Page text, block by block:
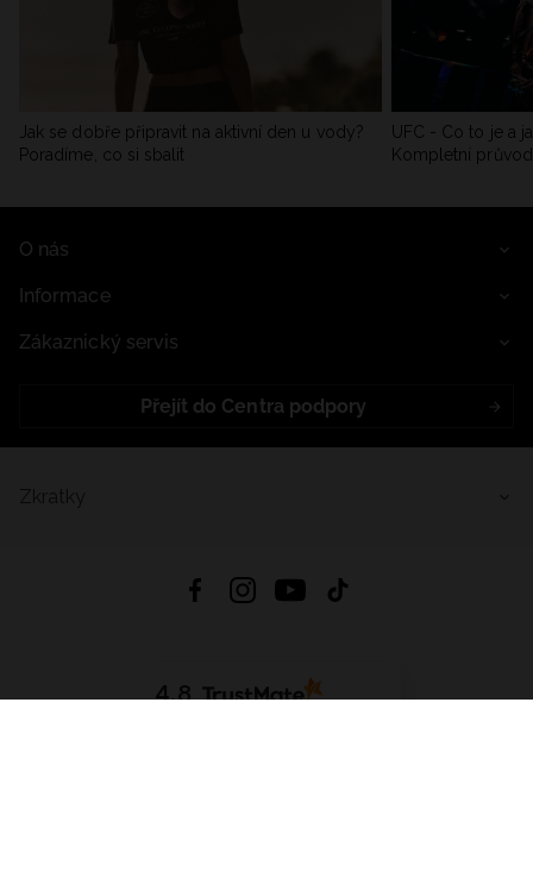
Jak se dobře připravit na aktivní den u vody?
Poradíme, co si sbalit
UFC - Co to je a
Kompletní
O nás
Informace
Zákaznický servis
Přejít do Centra podpory
4.8